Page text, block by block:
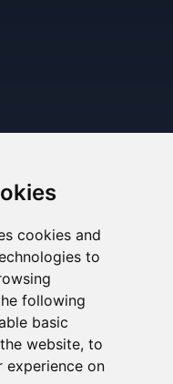
cookies and
to
following
basic
website, to
experience on